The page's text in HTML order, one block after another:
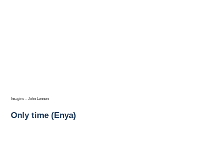
Imagine – John Lennon
Only time (Enya)